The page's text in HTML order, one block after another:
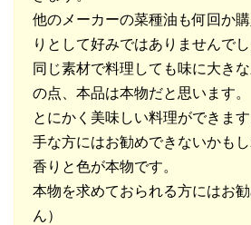
他のメーカーの菜種油も何回か
りとして好みではありませんでし
同じ素材で料理しても味に大き
の点、本品は本物だと思います。
とにかく美味しい料理ができま
手な方にはお勧めできないかも
香りと色が本物です。
本物を求めておられる方にはお
ん）